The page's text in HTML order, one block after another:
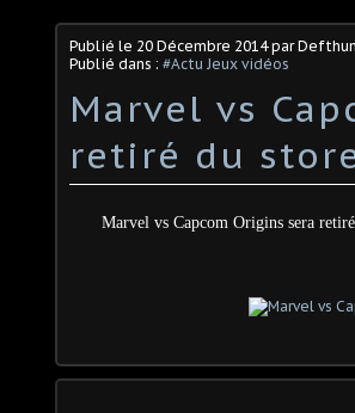
Publié le 20 Décembre 2014par
Publié dans : #Actu Jeux vidéos
Marvel vs
retiré du
Marvel vs Capcom Origins sera